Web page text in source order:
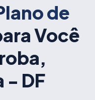
de
Você
- DF